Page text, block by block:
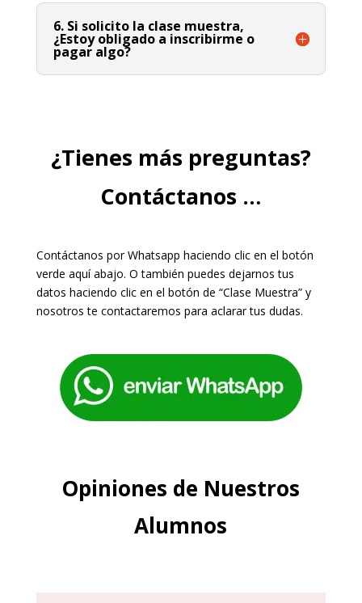
6. Si solicito la clase muestra,
¿Estoy obligado a inscribirme o
pagar algo?
¿Tienes más preguntas?
Contáctanos …
Contáctanos por Whatsapp haciendo clic en el botón
verde aquí abajo. O también puedes dejarnos tus
datos haciendo clic en el botón de “Clase Muestra” y
nosotros te contactaremos para aclarar tus dudas.
Opiniones de Nuestros
Alumnos